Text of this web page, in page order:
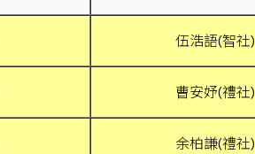
伍浩語(智社)
曹安妤(禮社)
余柏謙(禮社)